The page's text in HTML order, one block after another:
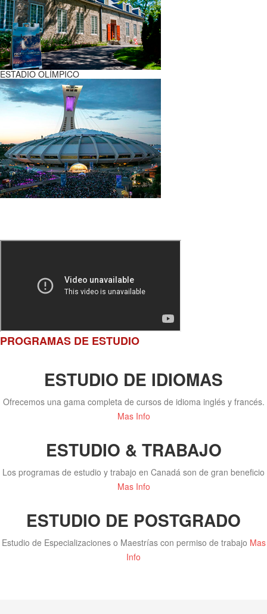
ESTADIO OLÍMPICO
PROGRAMAS DE ESTUDIO
ESTUDIO DE IDIOMAS
Ofrecemos una gama completa de cursos de idioma inglés y francés.
Mas Info
ESTUDIO & TRABAJO
Los programas de estudio y trabajo en Canadá son de gran beneficio
Mas Info
ESTUDIO DE POSTGRADO
Estudio de Especializaciones o Maestrías con permiso de trabajo Mas
Info